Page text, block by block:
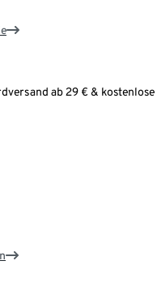
ab 29 € & kostenlose